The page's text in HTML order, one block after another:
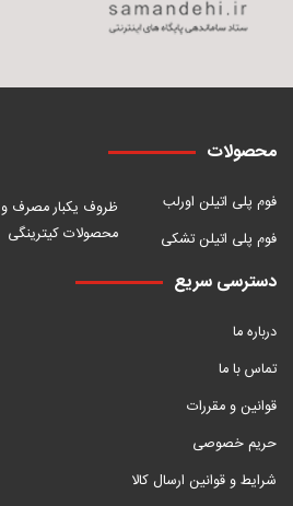
محصولات
فوم پلی اتیلن اورلب
فوم پلی اتیلن تشکی
ظروف یکبار مصرف و
محصولات کیترینگی
دسترسی سریع
درباره ما
تماس با ما
قوانین و مقررات
حریم خصوصی
شرایط و قوانین ارسال کالا